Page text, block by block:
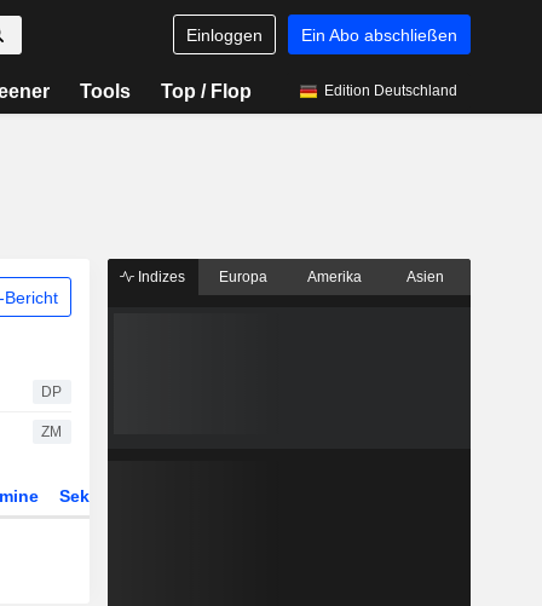
Einloggen Ein Abo abschließen
Tools Top / Flop Edition Deutschland
Bericht
DP
ZM
Sektor
Indizes Europa Amerika Asien